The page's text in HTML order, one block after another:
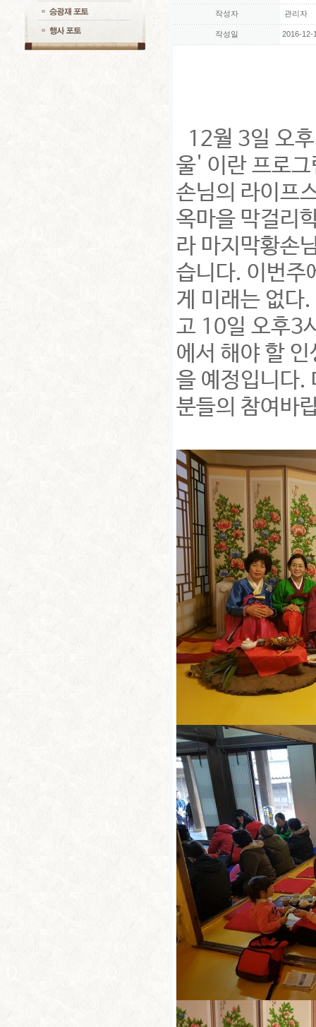
작성자 관리자
작성일 2016-12-
12월 3일 오
울' 이란 프로
손님의 라이프
옥마을 막걸리
라 마지막황손
습니다. 이번주
게 미래는 없다
고 10일 오후3
에서 해야 할
을 예정입니다.
분들의 참여바